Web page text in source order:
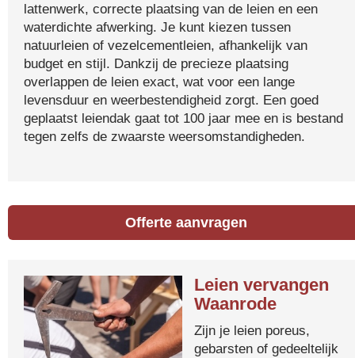
lattenwerk, correcte plaatsing van de leien en een
waterdichte afwerking. Je kunt kiezen tussen
natuurleien of vezelcementleien, afhankelijk van
budget en stijl. Dankzij de precieze plaatsing
overlappen de leien exact, wat voor een lange
levensduur en weerbestendigheid zorgt. Een goed
geplaatst leiendak gaat tot 100 jaar mee en is bestand
tegen zelfs de zwaarste weersomstandigheden.
Offerte aanvragen
Leien vervangen
Waanrode
Zijn je leien poreus,
gebarsten of gedeeltelijk